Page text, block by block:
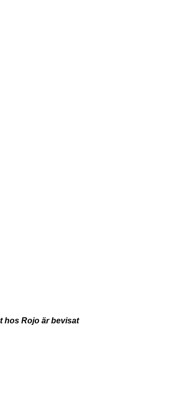
hos Rojo är bevisat